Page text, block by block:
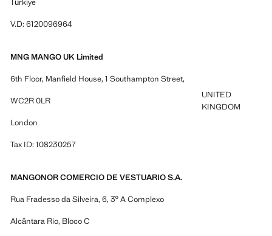
Türkiye
V.D: 6120096964
MNG MANGO UK Limited
6th Floor, Manfield House, 1 Southampton Street,
WC2R 0LR
London
Tax ID: 108230257
UNITED
KINGDOM
MANGONOR COMERCIO DE VESTUARIO S.A.
Rua Fradesso da Silveira, 6, 3º A Complexo
Alcântara Rio, Bloco C